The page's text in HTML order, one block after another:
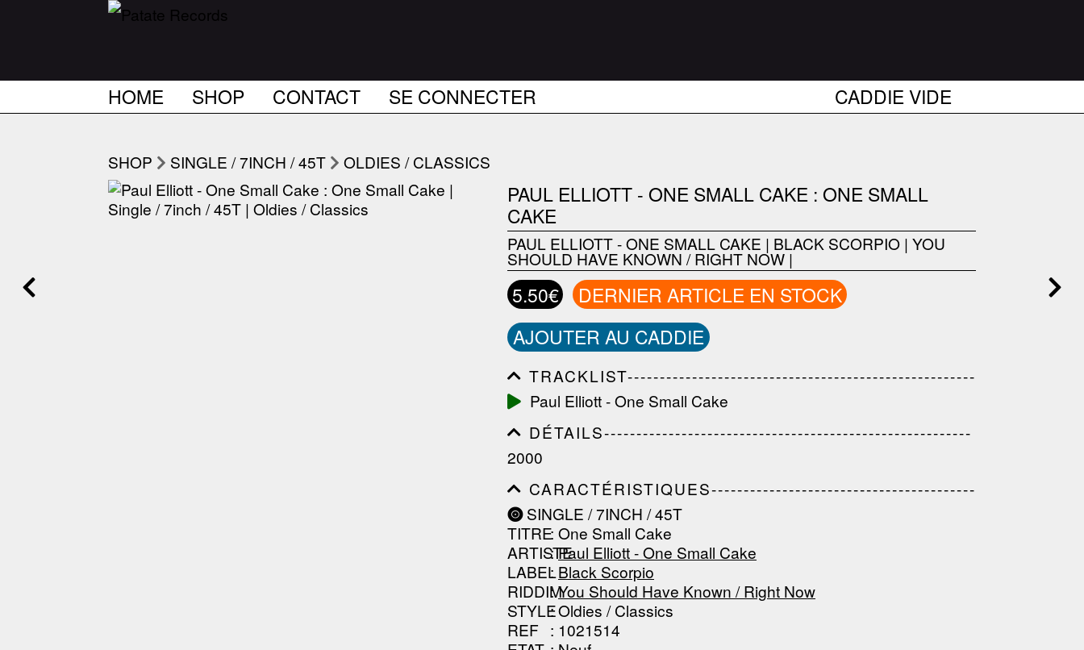
HOME SHOP CONTACT SE CONNECTER CADDIE VIDE
SHOP SINGLE / 7INCH / 45T OLDIES / CLASSICS
PAUL ELLIOTT - ONE SMALL CAKE : ONE SMALL
CAKE
PAUL ELLIOTT - ONE SMALL CAKE | BLACK SCORPIO | YOU
SHOULD HAVE KNOWN / RIGHT NOW |
5.50€
DERNIER ARTICLE EN STOCK
AJOUTER AU CADDIE
TRACKLIST------------------------------------------------------
---------------------------------------------------------------------
---------------------------------------------------------------------
-----------------
Paul Elliott - One Small Cake
DÉTAILS---------------------------------------------------------
---------------------------------------------------------------------
--------------
2000
CARACTÉRISTIQUES-----------------------------------------
---------------------------------------------------------------------
---------------------------------------------------------------------
------------------------------
SINGLE / 7INCH / 45T
TITRE: One Small Cake
ARTISTE
:Paul Elliott - One Small Cake
LABEL
:Black Scorpio
RIDDIM
:You Should Have Known / Right Now
STYLE: Oldies / Classics
REF : 1021514